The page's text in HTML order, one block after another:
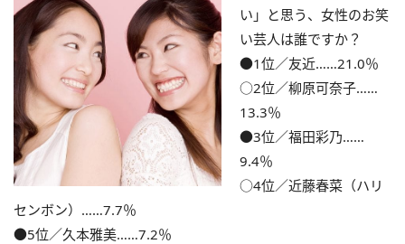
い」と思う、女性のお笑
い芸人は誰ですか？
●1位／友近……21.0％
○2位／柳原可奈子……
13.3％
●3位／福田彩乃……
9.4％
○4位／近藤春菜（ハリ
センボン）……7.7％
●5位／久本雅美……7.2％